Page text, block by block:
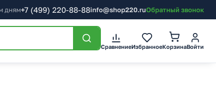
дням+7 (499) 220-88-88info@shop220.ruОбратный звонок
СравнениеИзбранноеКорзинаВойти